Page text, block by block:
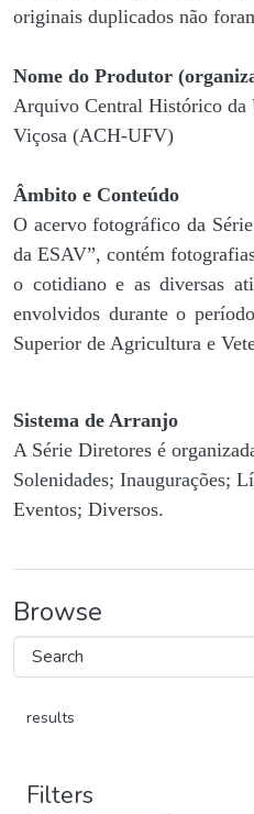
originais duplicados não
Nome do Produtor
Arquivo Central Histórico da
Viçosa (ACH-UFV)
Âmbito e Conteúdo
O acervo fotográfico da
da ESAV”, contém
o cotidiano e as diversas
envolvidos durante o
Superior de Agricultura e
Sistema de Arranjo
A Série Diretores é
Solenidades; Inaugurações;
Eventos; Diversos.
Browse
results
Filters